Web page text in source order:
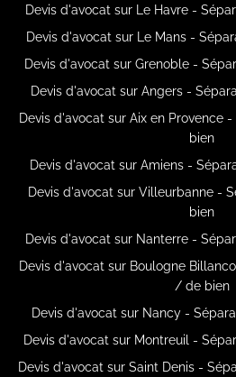
Devis d'avocat sur Le Havre -
Devis d'avocat sur Le Mans -
Devis d'avocat sur Grenoble -
Devis d'avocat sur Angers -
Devis d'avocat sur Aix en Provence
bien
Devis d'avocat sur Amiens -
Devis d'avocat sur Villeurbanne -
bien
Devis d'avocat sur Nanterre -
Devis d'avocat sur Boulogne
/ de bien
Devis d'avocat sur Nancy -
Devis d'avocat sur Montreuil -
Devis d'avocat sur Saint Denis -